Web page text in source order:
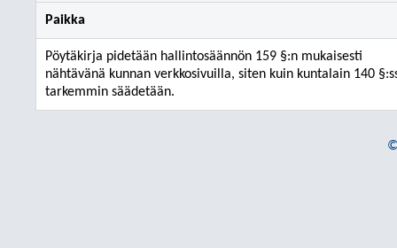
Paikka
Pöytäkirja pidetään hallintosäännön 159 §:n mukaisesti
nähtävänä kunnan verkkosivuilla, siten kuin kuntalain 140
tarkemmin säädetään.